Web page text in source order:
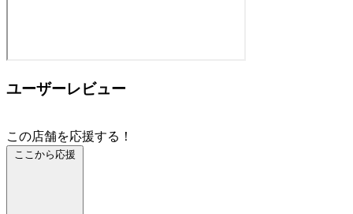
ユーザーレビュー
この店舗を応援する！
ここから応援